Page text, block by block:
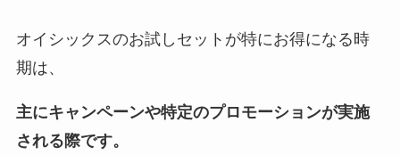
オイシックスのお試しセットが特にお得になる時
期は、
主にキャンペーンや特定のプロモーションが実施
される際です。